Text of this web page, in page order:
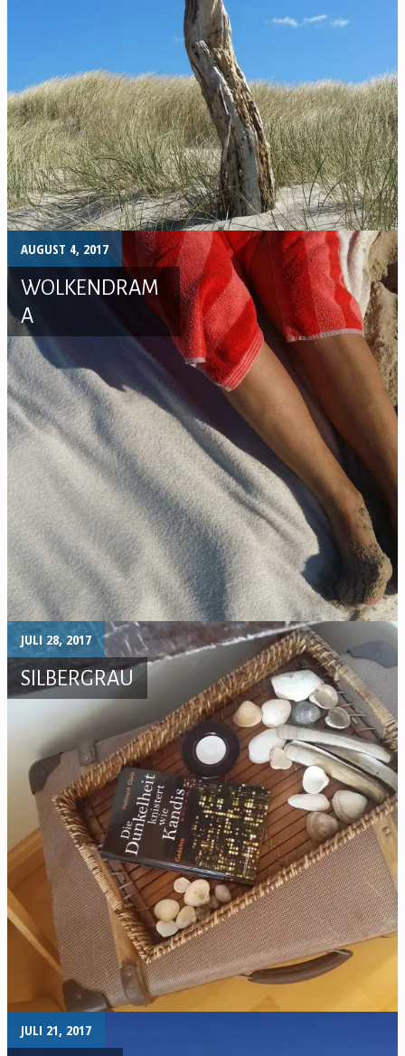
AUGUST 4, 2017
WOLKENDRAM
A
JULI 28, 2017
SILBERGRAU
JULI 21, 2017